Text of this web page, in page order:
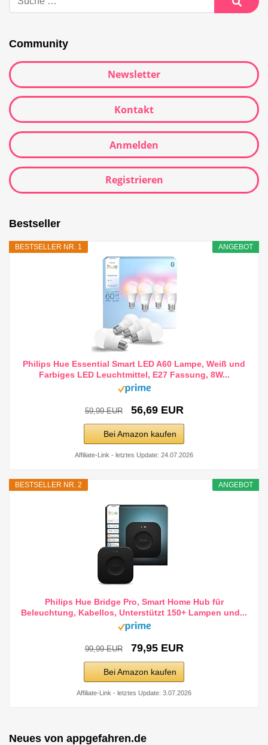
Community
Newsletter
Kontakt
Anmelden
Registrieren
Bestseller
ANGEBOT
BESTSELLER NR. 1
Philips Hue Essential Smart LED A60 Lampe, Weiß und
Farbiges LED Leuchtmittel, E27 Fassung, 8W...
59,99 EUR 56,69 EUR
Bei Amazon kaufen
Affiliate-Link - letztes Update: 24.07.2026
ANGEBOT
BESTSELLER NR. 2
Philips Hue Bridge Pro, Smart Home Hub für
Beleuchtung, Kabellos, Unterstützt 150+ Lampen und...
99,99 EUR 79,95 EUR
Bei Amazon kaufen
Affiliate-Link - letztes Update: 3.07.2026
Neues von appgefahren.de